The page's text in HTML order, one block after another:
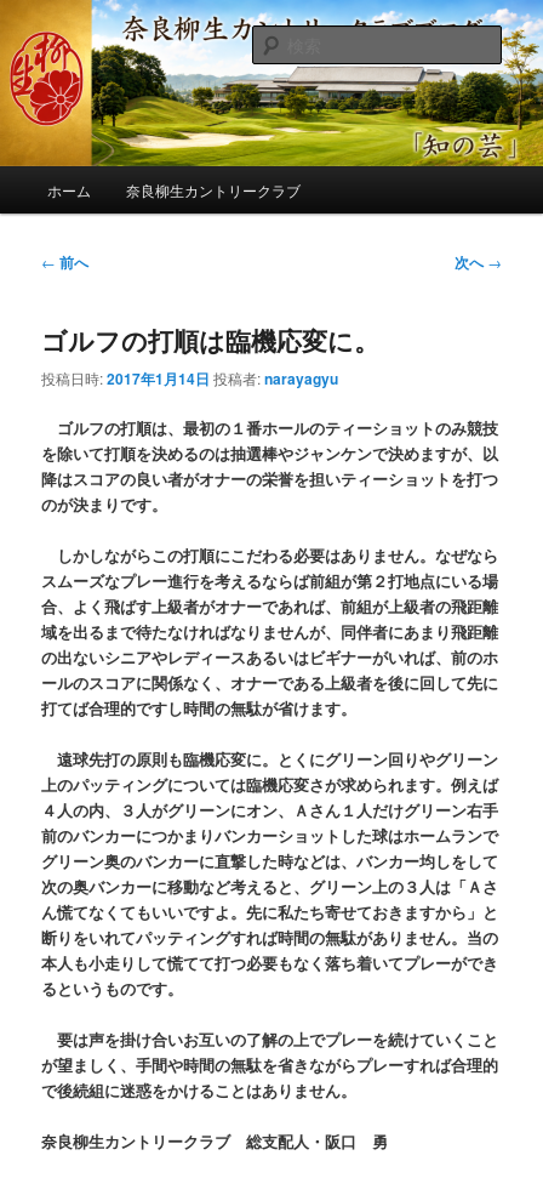
ン
コ
ン
へ
奈良柳生カントリークラブ総支配人
ブログ
季節の話題、クラブの出来事、コースの改修・更新作業、ゴルフに関する随
筆、喜怒哀楽などを気まぐれに発信します。
検
索
ホーム 奈良柳生カントリークラブ
投
ビ
ー
ン
← 前へ 次へ→
ゴルフの打順は臨機応変に。
投稿日時:2017年1月14日 投稿者:narayagyu
ゴルフの打順は、最初の１番ホールのティーショットのみ競技
を除いて打順を決めるのは抽選棒やジャンケンで決めますが、以
降はスコアの良い者がオナーの栄誉を担いティーショットを打つ
のが決まりです。
しかしながらこの打順にこだわる必要はありません。なぜなら
スムーズなプレー進行を考えるならば前組が第２打地点にいる場
合、よく飛ばす上級者がオナーであれば、前組が上級者の飛距離
域を出るまで待たなければなりませんが、同伴者にあまり飛距離
の出ないシニアやレディースあるいはビギナーがいれば、前のホ
ールのスコアに関係なく、オナーである上級者を後に回して先に
打てば合理的ですし時間の無駄が省けます。
遠球先打の原則も臨機応変に。とくにグリーン回りやグリーン
上のパッティングについては臨機応変さが求められます。例えば
４人の内、３人がグリーンにオン、Ａさん１人だけグリーン右手
前のバンカーにつかまりバンカーショットした球はホームランで
グリーン奥のバンカーに直撃した時などは、バンカー均しをして
次の奥バンカーに移動など考えると、グリーン上の３人は「Ａさ
ん慌てなくてもいいですよ。先に私たち寄せておきますから」と
断りをいれてパッティングすれば時間の無駄がありません。当の
本人も小走りして慌てて打つ必要もなく落ち着いてプレーができ
るというものです。
要は声を掛け合いお互いの了解の上でプレーを続けていくこと
が望ましく、手間や時間の無駄を省きながらプレーすれば合理的
で後続組に迷惑をかけることはありません。
奈良柳生カントリークラブ 総支配人・阪口 勇